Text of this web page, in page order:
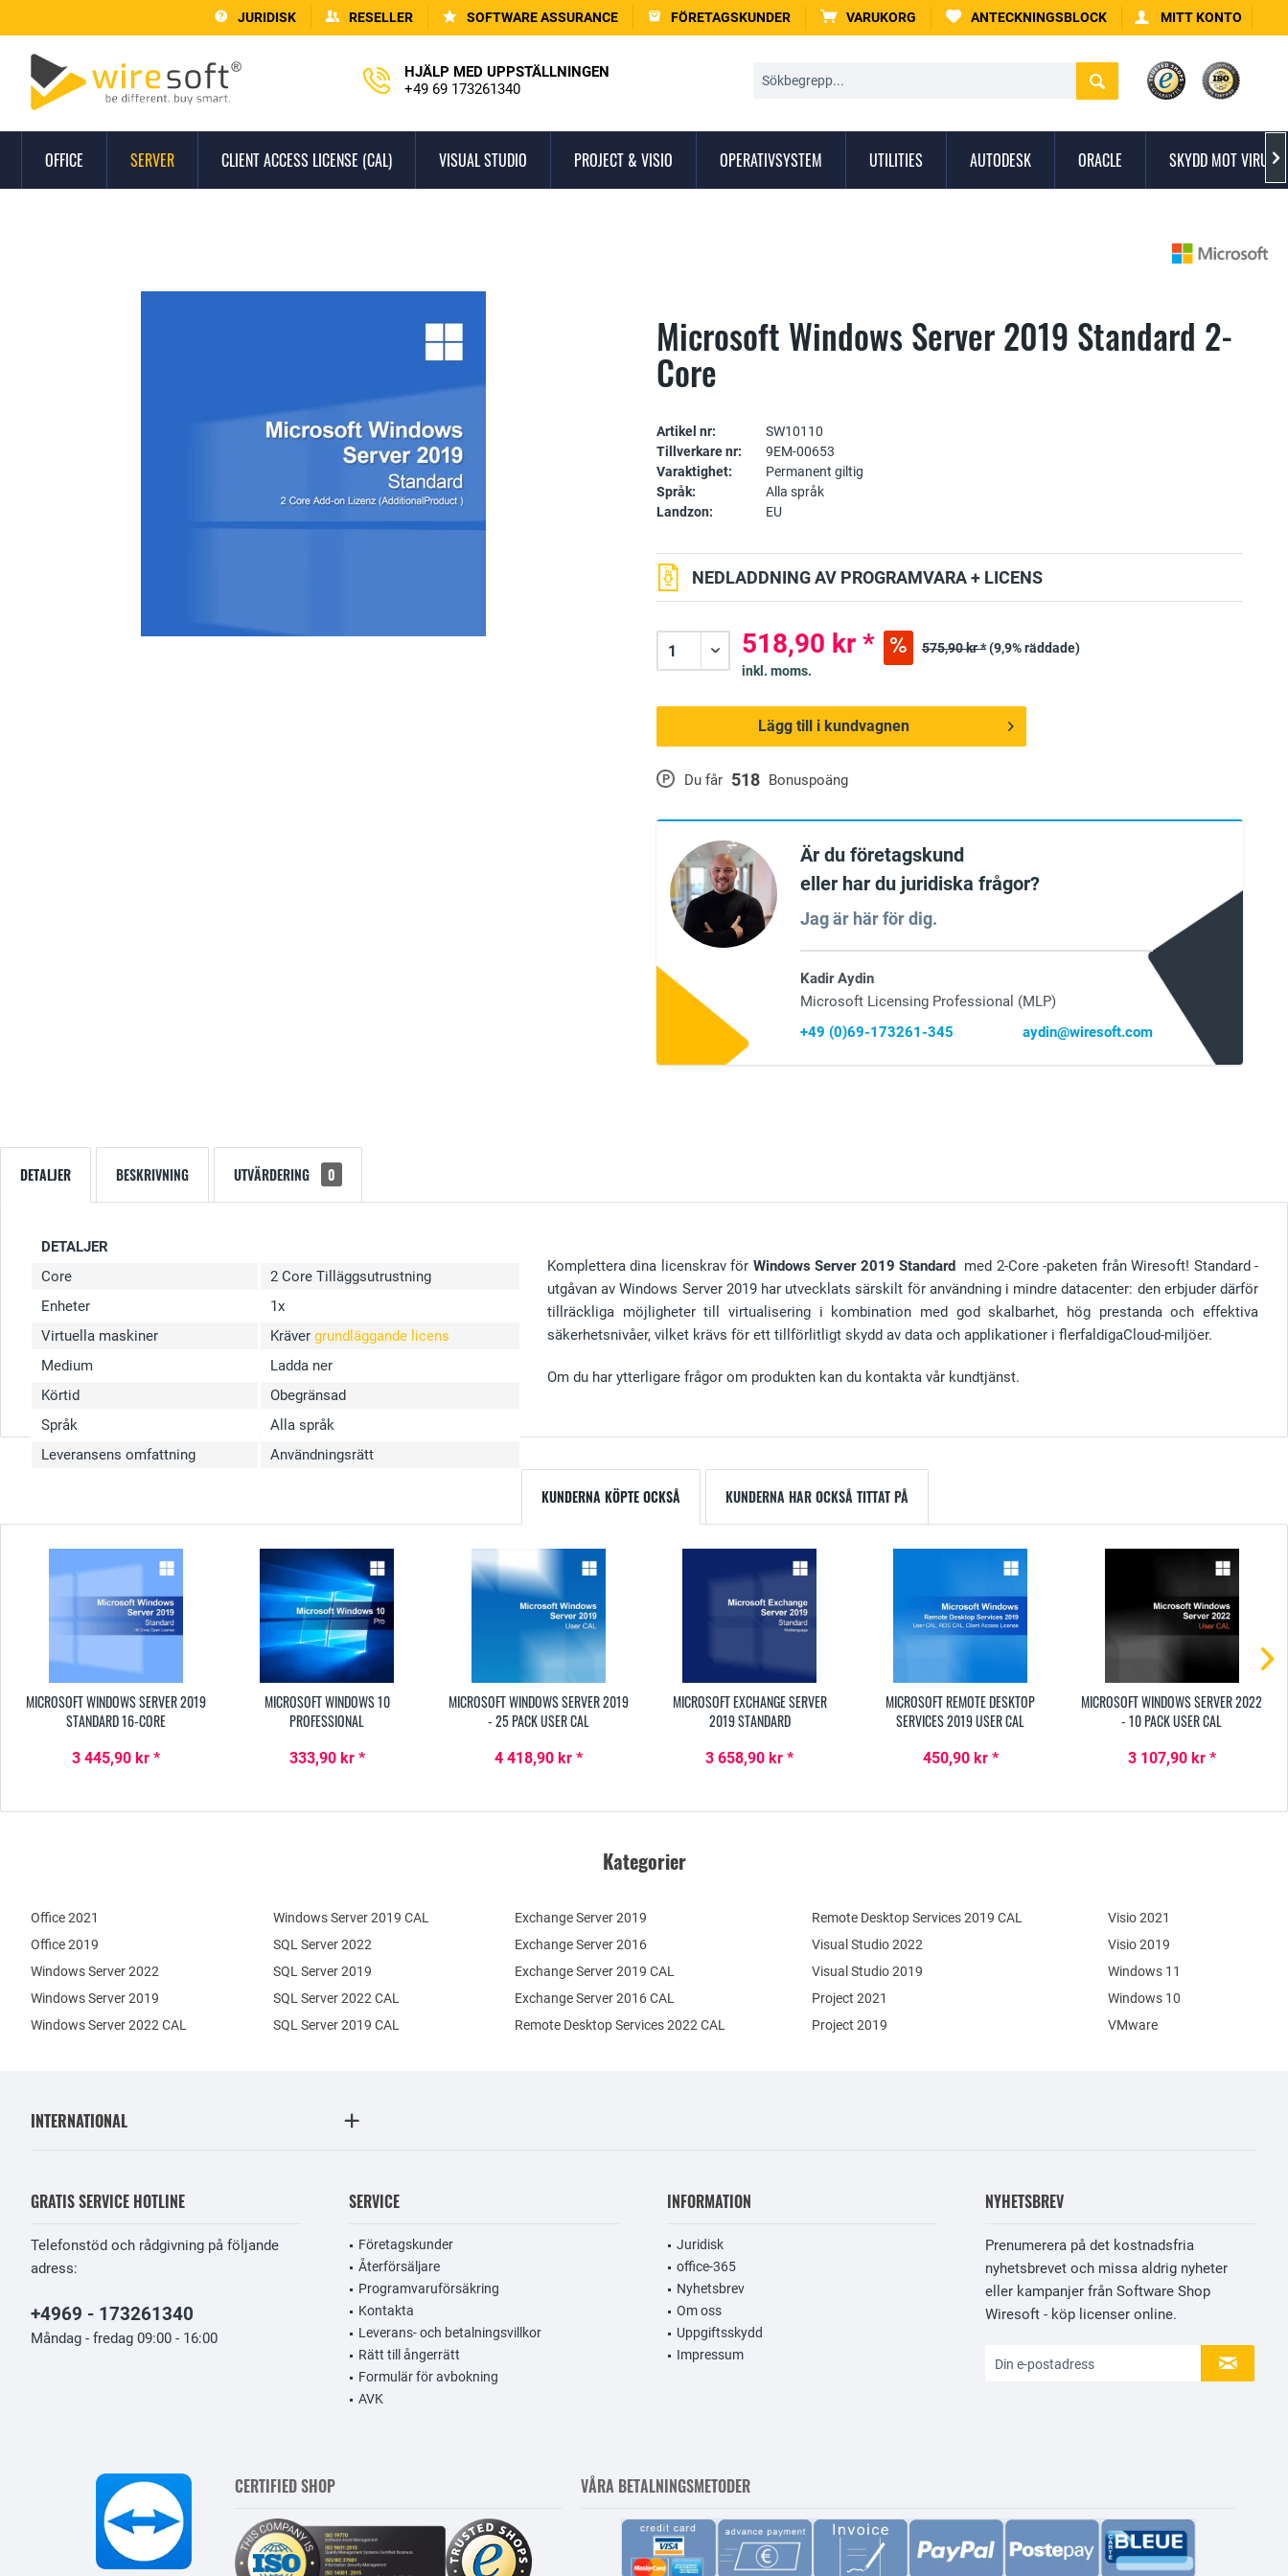
JURIDISK RESELLER SOFTWARE ASSURANCE FÖRETAGSKUNDER VARUKORG ANTECKNINGSBLOCK MITT KONTO
HJÄLP MED UPPSTÄLLNINGEN
+49 69 173261340
OFFICE SERVER CLIENT ACCESS LICENSE (CAL) VISUAL STUDIO PROJECT & VISIO OPERATIVSYSTEM UTILITIES AUTODESK ORACLE SKYDD MOT VIRUS
Microsoft Windows Server 2019 Standard 2-
Core
Artikel nr:
SW10110
Tillverkare nr:
9EM-00653
Varaktighet:
Permanent giltig
Språk:
Alla språk
Landzon:
EU
P Du får 518 Bonuspoäng
NEDLADDNING AV PROGRAMVARA + LICENS
518,90 kr * 575,90 kr *(9,9% räddade)
inkl. moms.
Lägg till i kundvagnen
Är du företagskund
eller har du juridiska frågor?
Jag är här för dig.
Kadir Aydin
Microsoft Licensing Professional (MLP)
+49 (0)69-173261-345
aydin@wiresoft.com
DETALJER BESKRIVNING UTVÄRDERING 0
DETALJER
Core
2 Core Tilläggsutrustning
Enheter
1x
Virtuella maskiner
Kräver grundläggande licens
Medium
Ladda ner
Körtid
Obegränsad
Språk
Alla språk
Leveransens omfattning
Användningsrätt
Komplettera dina licenskrav för Windows Server 2019 Standard med 2-Core -paketen från Wiresoft! Standard -
utgåvan av Windows Server 2019 har utvecklats särskilt för användning i mindre datacenter: den erbjuder därför
tillräckliga möjligheter till virtualisering i kombination med god skalbarhet, hög prestanda och effektiva
säkerhetsnivåer, vilket krävs för ett tillförlitligt skydd av data och applikationer i flerfaldigaCloud-miljöer.
Om du har ytterligare frågor om produkten kan du kontakta vår kundtjänst.
KUNDERNA KÖPTE OCKSÅ KUNDERNA HAR OCKSÅ TITTAT PÅ
MICROSOFT WINDOWS SERVER 2019
STANDARD 16-CORE
3 445,90 kr *
MICROSOFT WINDOWS 10
PROFESSIONAL
333,90 kr *
MICROSOFT WINDOWS SERVER 2019
- 25 PACK USER CAL
4 418,90 kr *
MICROSOFT EXCHANGE SERVER
2019 STANDARD
3 658,90 kr *
MICROSOFT REMOTE DESKTOP
SERVICES 2019 USER CAL
450,90 kr *
MICROSOFT WINDOWS SERVER 2022
- 10 PACK USER CAL
3 107,90 kr *
Kategorier
Office 2021
Office 2019
Windows Server 2022
Windows Server 2019
Exchange Server 2019
Exchange Server 2016
SQL Server 2022
SQL Server 2019
Windows Server 2022 CAL
Windows Server 2019 CAL
SQL Server 2022 CAL
SQL Server 2019 CAL
Remote Desktop Services 2022 CAL
Remote Desktop Services 2019 CAL
Exchange Server 2019 CAL
Exchange Server 2016 CAL
Visual Studio 2022
Visual Studio 2019
Project 2021
Project 2019
Visio 2021
Visio 2019
Windows 11
Windows 10
VMware
INTERNATIONAL
GRATIS SERVICE HOTLINE
Telefonstöd och rådgivning på följande
adress:
+4969 - 173261340
Måndag - fredag 09:00 - 16:00
SERVICE
Företagskunder
Återförsäljare
Programvaruförsäkring
Kontakta
Leverans- och betalningsvillkor
Rätt till ångerrätt
Formulär för avbokning
AVK
INFORMATION
Juridisk
office-365
Nyhetsbrev
Om oss
Uppgiftsskydd
Impressum
NYHETSBREV
Prenumerera på det kostnadsfria
nyhetsbrevet och missa aldrig nyheter
eller kampanjer från Software Shop
Wiresoft - köp licenser online.
CERTIFIED SHOP VÅRA BETALNINGSMETODER